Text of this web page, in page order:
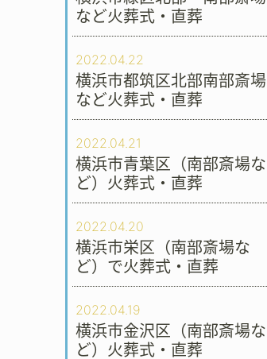
など火葬式・直葬
2022.04.22
横浜市都筑区北部南部斎場
など火葬式・直葬
2022.04.21
横浜市青葉区（南部斎場な
ど）火葬式・直葬
2022.04.20
横浜市栄区（南部斎場な
ど）で火葬式・直葬
2022.04.19
横浜市金沢区（南部斎場な
ど）火葬式・直葬